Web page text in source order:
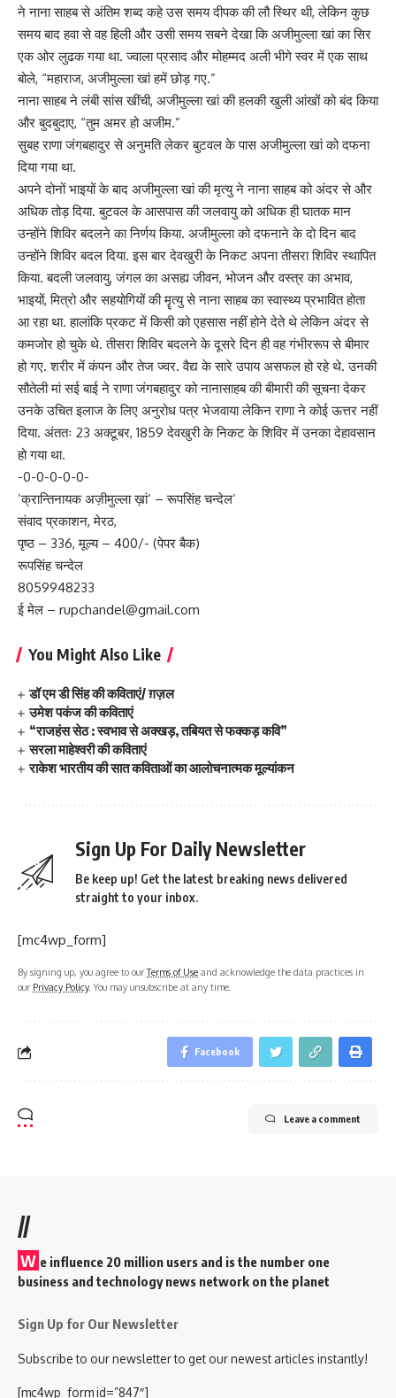
ने नाना साहब से अंतिम शब्द कहे उस समय दीपक की लौ स्थिर थी, लेकिन कुछ
समय बाद हवा से वह हिली और उसी समय सबने देखा कि अजीमुल्ला खां का सिर
एक ओर लुढक गया था. ज्वाला प्रसाद और मोहम्मद अली भीगे स्वर में एक साथ
बोले, “महाराज, अजीमुल्ला खां हमें छोड़ गए.”
नाना साहब ने लंबी सांस खींची, अजीमुल्ला खां की हलकी खुली आंखों को बंद किया
और बुदबुदाए, “तुम अमर हो अजीम.”
सुबह राणा जंगबहादुर से अनुमति लेकर बुटवल के पास अजीमुल्ला खां को दफना
दिया गया था.
अपने दोनों भाइयों के बाद अजीमुल्ला खां की मृत्यु ने नाना साहब को अंदर से और
अधिक तोड़ दिया. बुटवल के आसपास की जलवायु को अधिक ही घातक मान
उन्होंने शिविर बदलने का निर्णय किया. अजीमुल्ला को दफनाने के दो दिन बाद
उन्होंने शिविर बदल दिया. इस बार देवखुरी के निकट अपना तीसरा शिविर स्थापित
किया. बदली जलवायु, जंगल का असह्य जीवन, भोजन और वस्त्र का अभाव,
भाइयों, मित्रो और सहयोगियों की मॄत्यु से नाना साहब का स्वास्थ्य प्रभावित होता
आ रहा था. हालांकि प्रकट में किसी को एहसास नहीं होने देते थे लेकिन अंदर से
कमजोर हो चुके थे. तीसरा शिविर बदलने के दूसरे दिन ही वह गंभीररूप से बीमार
हो गए. शरीर में कंपन और तेज ज्वर. वैद्य के सारे उपाय असफल हो रहे थे. उनकी
सौतेली मां सई बाई ने राणा जंगबहादुर को नानासाहब की बीमारी की सूचना देकर
उनके उचित इलाज के लिए अनुरोध पत्र भेजवाया लेकिन राणा ने कोई ऊत्तर नहीं
दिया. अंततः 23 अक्टूबर, 1859 देवखुरी के निकट के शिविर में उनका देहावसान
हो गया था.
-0-0-0-0-0-
’क्रान्तिनायक अज़ीमुल्ला ख़ां’ – रूपसिंह चन्देल’
संवाद प्रकाशन, मेरठ,
पृष्ठ – 336, मूल्य – 400/- (पेपर बैक)
रूपसिंह चन्देल
8059948233
ई मेल – rupchandel@gmail.com
You Might Also Like
डॉ एम डी सिंह की कविताएं/ ग़ज़ल
उमेश पकंज की कविताएं
“राजहंस सेठ : स्वभाव से अक्खड़, तबियत से फक्कड़ कवि”
सरला माहेश्वरी की कविताएं
राकेश भारतीय की सात कविताओं का आलोचनात्मक मूल्यांकन
Sign Up For Daily Newsletter
Be keep up! Get the latest breaking news delivered
straight to your inbox.
[mc4wp_form]
By signing up, you agree to ourTerms of Use and acknowledge the data practices in
our Privacy Policy. You may unsubscribe at any time.
Facebook
Leave a comment
//
W e influence 20 million users and is the number one
business and technology news network on the planet
Sign Up for Our Newsletter
Subscribe to our newsletter to get our newest articles instantly!
[mc4wp_form id=”847″]